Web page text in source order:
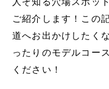
ご紹介します！この
道へお出かけしたく
ったりのモデルコー
ください！